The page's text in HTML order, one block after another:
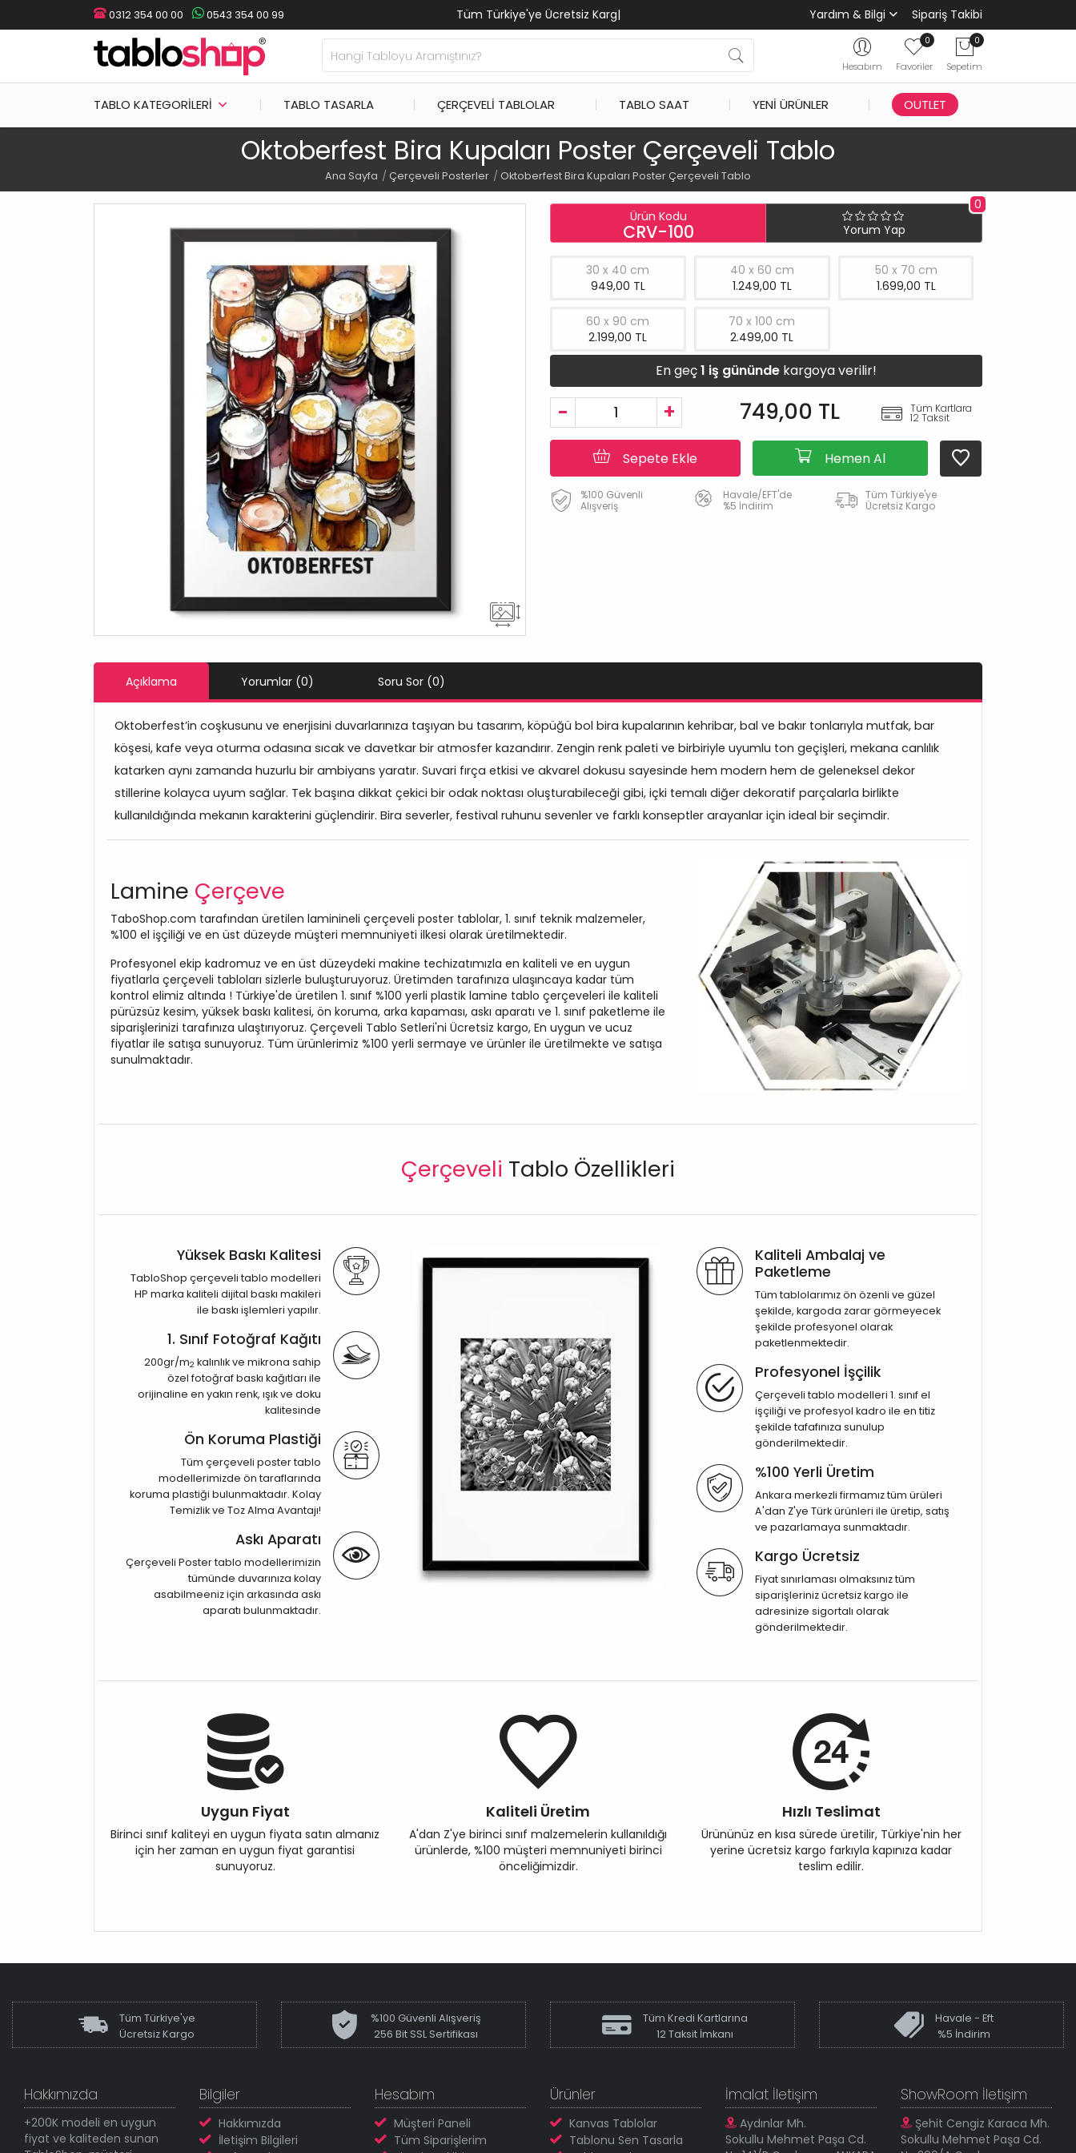
0312 354 00 00 0543 354 00 99 Tüm Türkiye'ye Ücretsiz Kargo Yardım & Bilgi Sipariş Takibi
Hesabım
0
Favoriler
0
Sepetim
TABLO KATEGORILERI TABLO TASARLA ÇERÇEVELI TABLOLAR TABLO SAAT YENI ÜRÜNLER OUTLET
Oktoberfest Bira Kupaları Poster Çerçeveli Tablo
Ana Sayfa Çerçeveli Posterler Oktoberfest Bira Kupaları Poster Çerçeveli Tablo
Ürün Kodu
CRV-100
0
Yorum Yap
30 x 40 cm
949,00 TL
40 x 60 cm
1.249,00 TL
50 x 70 cm
1.699,00 TL
60 x 90 cm
2.199,00 TL
70 x 100 cm
2.499,00 TL
En geç1 iş gününde kargoya verilir!
- + 749,00 TL Tüm Kartlara
12 Taksit
Sepete Ekle Hemen Al
%100 Güvenli
Alışveriş
Havale/EFT'de
%5 İndirim
Tüm Türkiye'ye
Ücretsiz Kargo
Açıklama Yorumlar (0) Soru Sor (0)
Oktoberfest’in coşkusunu ve enerjisini duvarlarınıza taşıyan bu tasarım, köpüğü bol bira kupalarının kehribar, bal ve bakır tonlarıyla mutfak, bar
köşesi, kafe veya oturma odasına sıcak ve davetkar bir atmosfer kazandırır. Zengin renk paleti ve birbiriyle uyumlu ton geçişleri, mekana canlılık
katarken aynı zamanda huzurlu bir ambiyans yaratır. Suvari fırça etkisi ve akvarel dokusu sayesinde hem modern hem de geleneksel dekor
stillerine kolayca uyum sağlar. Tek başına dikkat çekici bir odak noktası oluşturabileceği gibi, içki temalı diğer dekoratif parçalarla birlikte
kullanıldığında mekanın karakterini güçlendirir. Bira severler, festival ruhunu sevenler ve farklı konseptler arayanlar için ideal bir seçimdir.
Lamine Çerçeve
TaboShop.com tarafından üretilen laminineli çerçeveli poster tablolar, 1. sınıf teknik malzemeler,
%100 el işçiliği ve en üst düzeyde müşteri memnuniyeti ilkesi olarak üretilmektedir.
Profesyonel ekip kadromuz ve en üst düzeydeki makine techizatımızla en kaliteli ve en uygun
fiyatlarla çerçeveli tabloları sizlerle buluşturuyoruz. Üretimden tarafınıza ulaşıncaya kadar tüm
kontrol elimiz altında ! Türkiye'de üretilen 1. sınıf %100 yerli plastik lamine tablo çerçeveleri ile kaliteli
pürüzsüz kesim, yüksek baskı kalitesi, ön koruma, arka kapaması, askı aparatı ve 1. sınıf paketleme ile
siparişlerinizi tarafınıza ulaştırıyoruz. Çerçeveli Tablo Setleri'ni Ücretsiz kargo, En uygun ve ucuz
fiyatlar ile satışa sunuyoruz. Tüm ürünlerimiz %100 yerli sermaye ve ürünler ile üretilmekte ve satışa
sunulmaktadır.
Çerçeveli Tablo Özellikleri
Yüksek Baskı Kalitesi
TabloShop çerçeveli tablo modelleri
HP marka kaliteli dijital baskı makileri
ile baskı işlemleri yapılır.
1. Sınıf Fotoğraf Kağıtı
200gr/m2 kalınlık ve mikrona sahip
özel fotoğraf baskı kağıtları ile
orijinaline en yakın renk, ışık ve doku
kalitesinde
Ön Koruma Plastiği
Tüm çerçeveli poster tablo
modellerimizde ön taraflarında
koruma plastiği bulunmaktadır. Kolay
Temizlik ve Toz Alma Avantajı!
Askı Aparatı
Çerçeveli Poster tablo modellerimizin
tümünde duvarınıza kolay
asabilmeeniz için arkasında askı
aparatı bulunmaktadır.
Kaliteli Ambalaj ve
Paketleme
Tüm tablolarımız ön özenli ve güzel
şekilde, kargoda zarar görmeyecek
şekilde profesyonel olarak
paketlenmektedir.
Profesyonel İşçilik
Çerçeveli tablo modelleri 1. sınıf el
işçiliği ve profesyol kadro ile en titiz
şekilde tafafınıza sunulup
gönderilmektedir.
%100 Yerli Üretim
Ankara merkezli firmamız tüm ürüleri
A'dan Z'ye Türk ürünleri ile üretip, satış
ve pazarlamaya sunmaktadır.
Kargo Ücretsiz
Fiyat sınırlaması olmaksınız tüm
siparişleriniz ücretsiz kargo ile
adresinize sigortalı olarak
gönderilmektedir.
Uygun Fiyat
Birinci sınıf kaliteyi en uygun fiyata satın almanız
için her zaman en uygun fiyat garantisi
sunuyoruz.
Kaliteli Üretim
A'dan Z'ye birinci sınıf malzemelerin kullanıldığı
ürünlerde, %100 müşteri memnuniyeti birinci
önceliğimizdir.
Hızlı Teslimat
Ürününüz en kısa sürede üretilir, Türkiye'nin her
yerine ücretsiz kargo farkıyla kapınıza kadar
teslim edilir.
Tüm Türkiye'ye
Ücretsiz Kargo
%100 Güvenli Alışveriş
256 Bit SSL Sertifikası
Tüm Kredi Kartlarına
12 Taksit İmkanı
Havale - Eft
%5 İndirim
Hakkımızda
+200K modeli en uygun
fiyat ve kaliteden sunan
Bilgiler
Hakkımızda
İletişim Bilgileri
Hesabım
Müşteri Paneli
Tüm Siparişlerim
Ürünler
Kanvas Tablolar
Tablonu Sen Tasarla
İmalat İletişim
Aydınlar Mh.
Sokullu Mehmet Paşa Cd.
ShowRoom İletişim
Şehit Cengiz Karaca Mh.
Sokullu Mehmet Paşa Cd.